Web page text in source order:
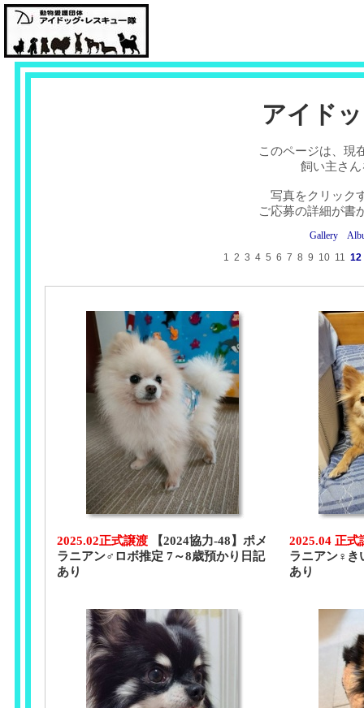
アイド
このページは、現
飼い主さ
写真をクリック
ご応募の詳細が書
Gallery
1 2 3 4 5 6 7 8 9 10 11 12
2025.02正式譲渡
【2024協力-48】ポメ
ラニアン♂ロボ推定 7～8歳預かり日記
あり
2025.04 正式
ラニアン♀き
あり